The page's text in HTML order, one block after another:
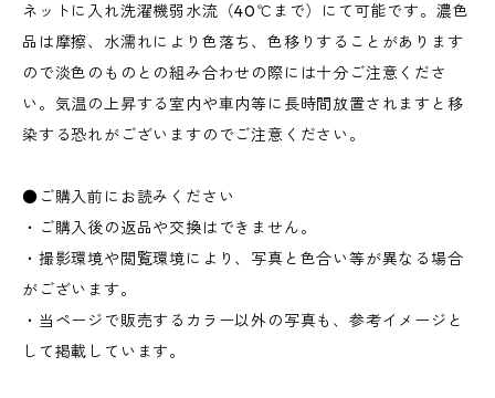
ネットに入れ洗濯機弱水流（40℃まで）にて可能です。濃色
品は摩擦、水濡れにより色落ち、色移りすることがあります
ので淡色のものとの組み合わせの際には十分ご注意くださ
い。気温の上昇する室内や車内等に長時間放置されますと移
染する恐れがございますのでご注意ください。
●ご購入前にお読みください
・ご購入後の返品や交換はできません。
・撮影環境や閲覧環境により、写真と色合い等が異なる場合
がございます。
・当ページで販売するカラー以外の写真も、参考イメージと
して掲載しています。